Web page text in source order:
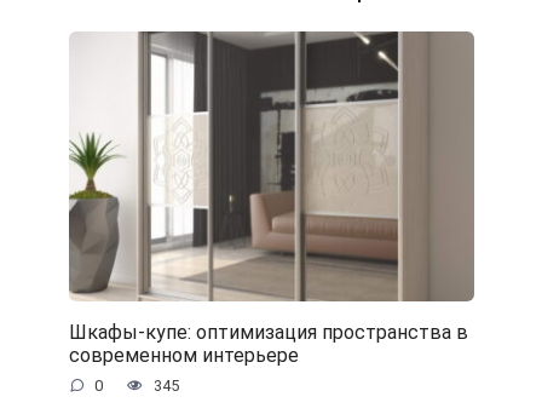
Шкафы-купе: оптимизация пространства в
современном интерьере
0 345